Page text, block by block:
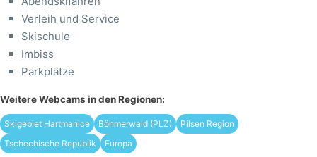
Verleih und Service
Skischule
Imbiss
Parkplätze
Weitere Webcams in den Regionen:
Skigebiet Hartmanice Böhmerwald (PLZ)
Pilsen Region
Tschechische Republik
Europa